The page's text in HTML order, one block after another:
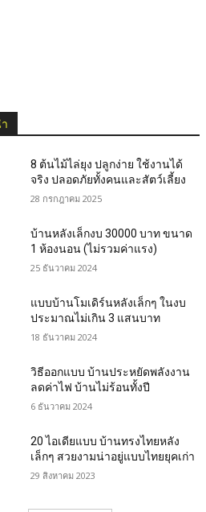
8 ต้นไม้ไล่ยุง ปลูกง่าย ใช้งานได้
จริง ปลอดภัยทั้งคนและสัตว์เลี้ยง
28 กรกฎาคม 2025
บ้านหลังเล็กงบ 30000 บาท ขนาด
1 ห้องนอน (ไม่รวมค่าแรง)
25 ธันวาคม 2024
แบบบ้านโมเดิร์นหลังเล็กๆ ในงบ
ประมาณไม่เกิน 3 แสนบาท
18 ธันวาคม 2024
วิธีออกแบบ บ้านประหยัดพลังงาน
ลดค่าไฟ บ้านไม่ร้อนทั้งปี
6 ธันวาคม 2024
20 ไอเดียแบบ บ้านทรงไทยหลัง
เล็กๆ สวยงามน่าอยู่แบบไทยยุคเก่า
29 สิงหาคม 2023